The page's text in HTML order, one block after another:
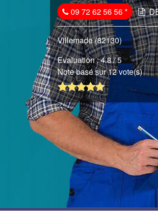
09 72 62 56 56*
Villemade (82130)
Evaluation :4.8/ 5
Note basé sur 12 vote(s)